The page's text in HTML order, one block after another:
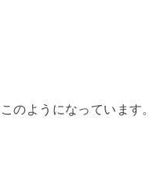
のようになっています。